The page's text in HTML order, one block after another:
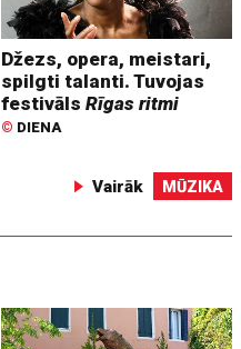
Džezs, opera, meistari,
spilgti talanti. Tuvojas
festivālsRīgas ritmi
© DIENA
Vairāk MŪZIKA